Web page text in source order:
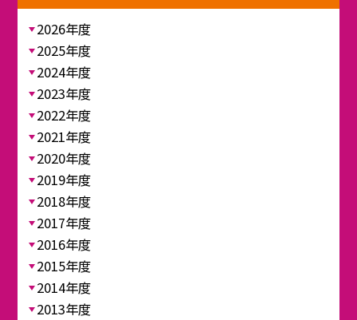
2026年度
2025年度
2024年度
2023年度
2022年度
2021年度
2020年度
2019年度
2018年度
2017年度
2016年度
2015年度
2014年度
2013年度